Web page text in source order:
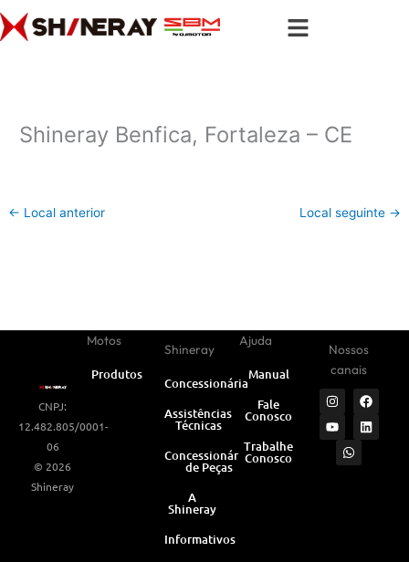
para
Shineray Benfica, Fortaleza – CE
← Local anterior Local seguinte →
CNPJ:
12.482.805/0001-
06
© 2026
Shineray
Motos
Produtos
Shineray
Concessionárias
Assistências
Técnicas
Concessionárias
de Peças
A
Shineray
Informativos
Ajuda
Manual
Fale
Conosco
Trabalhe
Conosco
Nossos
canais
I
n
s
t
a
F
a
c
e
Y
o
u
t
u
L
i
n
k
W
a
s
a